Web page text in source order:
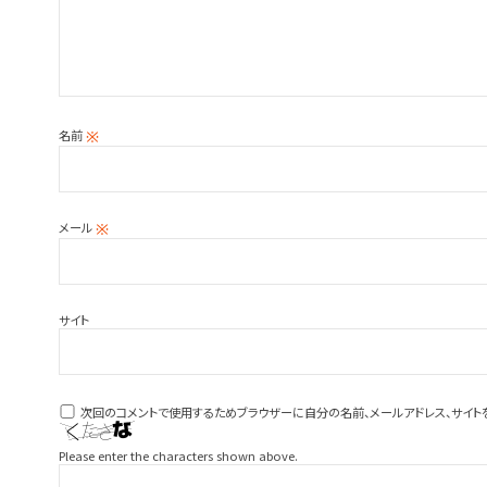
名前※
メール※
サイト
次回のコメントで使用するためブラウザーに自分の名前、メールアドレス、サイト
Please enter the characters shown above.